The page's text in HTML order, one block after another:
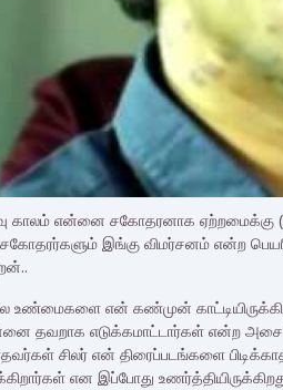
காலம் என்னை சகோதரனாக ஏற்றமைக்கு (
இங்கு விமர்சனம் என்ற
உண்மைகளை என் கண்முன்
தவறாக எடுக்கமாட்டார்கள் என்ற
சிலர் என் திரைப்படங்களை
என இப்போது